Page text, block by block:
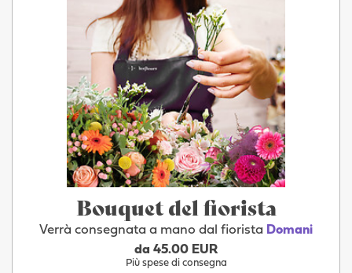
Bouquet del fiorista
Verrà consegnata a mano dal fiorista Domani
da 45.00 EUR
Più spese di consegna